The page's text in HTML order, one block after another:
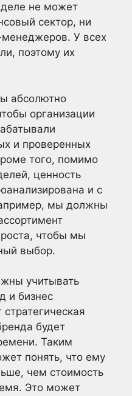
не может
сектор, ни
менеджеров. У всех
поэтому их
абсолютно
организации
и проверенных
того, помимо
ценность
и с
мы должны
чтобы мы
выбор.
учитывать
и бизнес
будет
Таким
понять, что ему
чем стоимость
Это может